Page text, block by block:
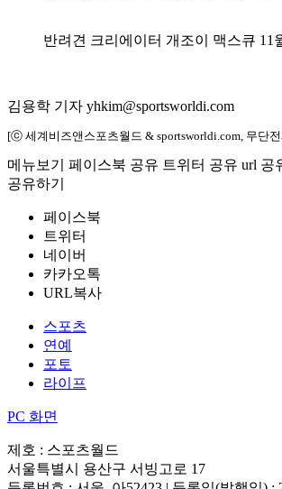
반려견 크리에이터 개조이 맥스큐 11
김용학 기자 yhkim@sportsworldi.com
[ⓒ 세계비즈앤스포츠월드 & sportsworldi.com, 무단
메뉴보기 페이스북 공유 트위터 공유 url 공
공유하기
페이스북
트위터
네이버
카카오톡
URL복사
스포츠
연예
포토
라이프
PC 화면
제호 : 스포츠월드
서울특별시 용산구 서빙고로 17